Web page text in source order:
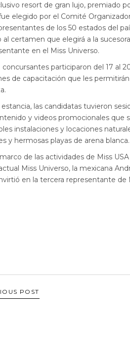
resort de gran lujo, premiado
elegido por el Comité
de los 50 estados del
al certamen que elegirá a la
en el Miss Universo.
concursantes participaron del 17
de capacitación que les
estancia, las candidatas tuvieron
y videos promocionales que
instalaciones y locaciones
y hermosas playas de arena blanca.
de las actividades de Miss
Miss Universo, la mexicana
en la tercera representante
POST